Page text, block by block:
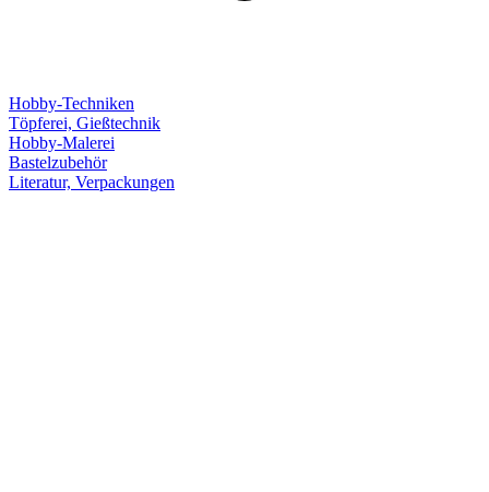
Hobby-Techniken
Töpferei, Gießtechnik
Hobby-Malerei
Bastelzubehör
Literatur, Verpackungen